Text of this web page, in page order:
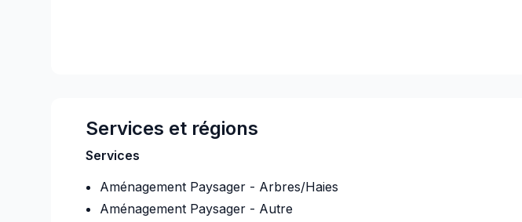
Services et régions
Services
Aménagement Paysager - Arbres/Haies
Aménagement Paysager - Autre